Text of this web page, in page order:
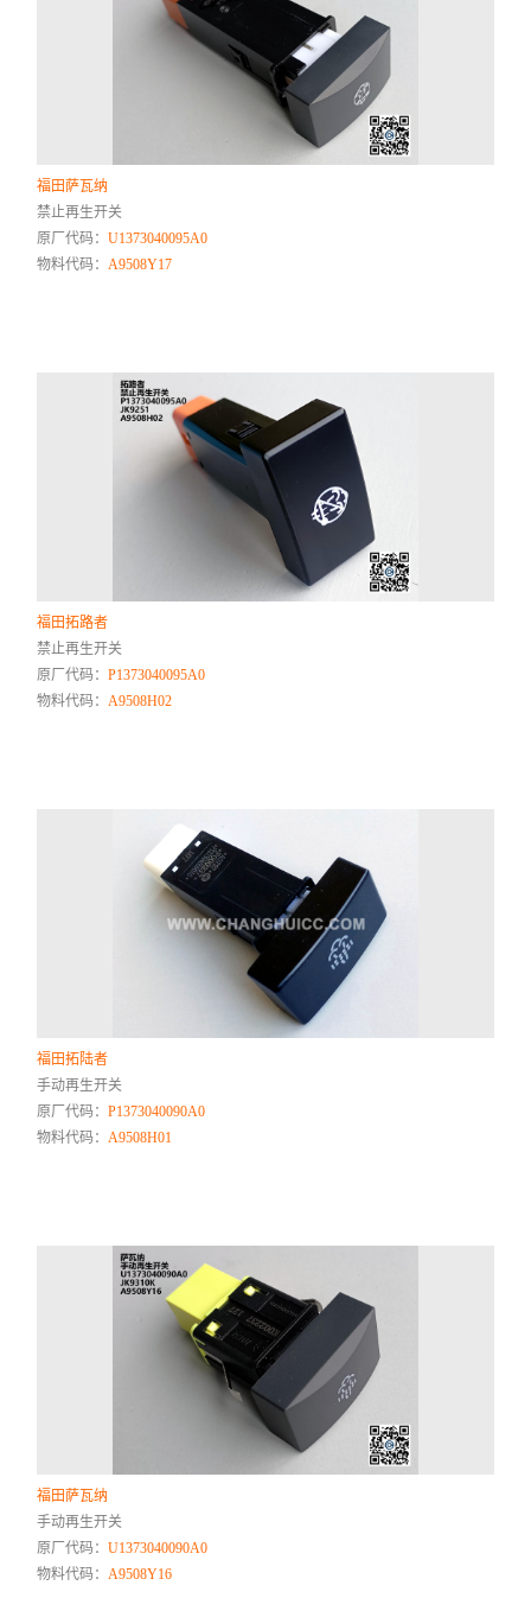
福田萨瓦纳
禁止再生开关
原厂代码：U1373040095A0
物料代码：A9508Y17
福田拓路者
禁止再生开关
原厂代码：P1373040095A0
物料代码： A9508H02
福田拓陆者
手动再生开关
原厂代码：P1373040090A0
物料代码： A9508H01
福田萨瓦纳
手动再生开关
原厂代码：U1373040090A0
物料代码： A9508Y16